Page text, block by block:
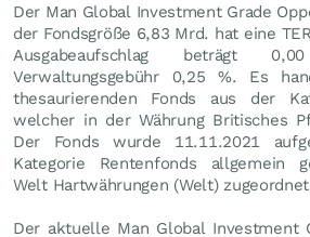
Der Man Global Investment Grade
der Fondsgröße 6,83 Mrd. hat eine
Ausgabeaufschlag beträgt
Verwaltungsgebühr 0,25 %. Es
thesaurierenden Fonds aus der
welcher in der Währung Britisches
Der Fonds wurde 11.11.2021
Kategorie Rentenfonds allgemein
Welt Hartwährungen (Welt)
Der aktuelle Man Global Investment